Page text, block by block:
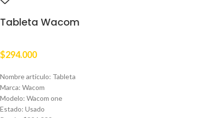
Tableta Wacom
$294.000
Nombre articulo: Tableta
Marca: Wacom
Modelo: Wacom one
Estado: Usado